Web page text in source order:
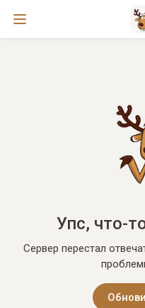
Упс, что-
Сервер перестал